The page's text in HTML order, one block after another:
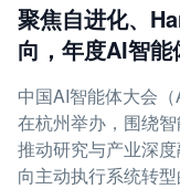
聚焦自进化、
向，年度AI智
中国AI智能体大会
在杭州举办，围绕
推动研究与产业深
向主动执行系统转型